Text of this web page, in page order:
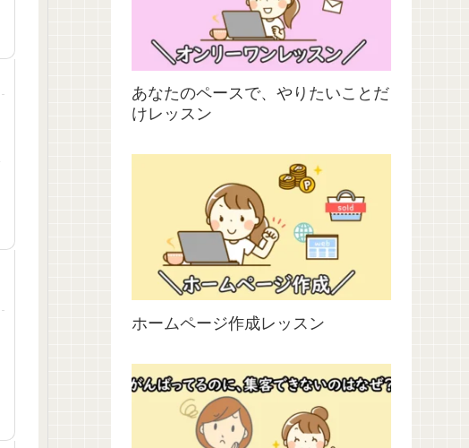
あなたのペースで、やりたいことだ
けレッスン
ホームページ作成レッスン